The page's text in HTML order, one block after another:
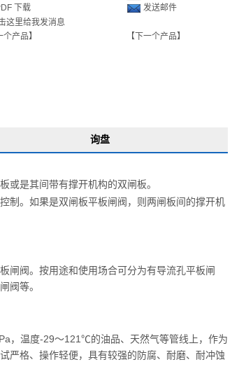
下载
发送邮件
个产品】 【下一个产品】
询盘
或是其间带有撑开机构的双闸板。
制。如果是双闸板平板闸阀，则两闸板间的撑开机
闸阀。按用途和使用场合可分为有导流孔平板闸
阀等。
，温度-29～121℃的油品、天然气等管线上，作为
严格、操作轻便，具有较强的防腐、耐磨、耐冲蚀
放空导淋阀Z41H WZ41H锻钢